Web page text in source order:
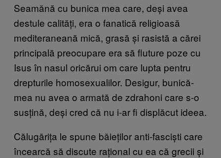
Seamănă cu bunica mea care, deși avea
destule calități, era o fanatică religioasă
mediteraneană mică, grasă și rasistă a cărei
principală preocupare era să fluture poze cu
Isus în nasul oricărui om care lupta pentru
drepturile homosexualilor. Desigur, bunică-
mea nu avea o armată de zdrahoni care s-o
susțină, deși cred că nu i-ar fi displăcut ideea.
Călugărița le spune băieților anti-fasciști care
încearcă să discute rațional cu ea că grecii și